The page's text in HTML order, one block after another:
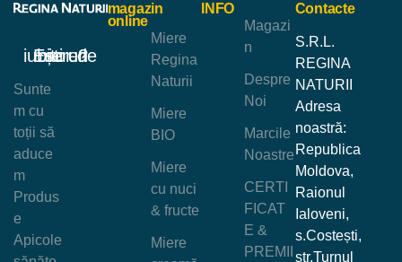
magazin
online
Miere
Regina
Naturii
Miere
BIO
Miere
cu nuci
& fructe
Miere
INFO
Magazi
n
Despre
Noi
Marcile
Noastre
CERTI
FICAT
E &
PREMII
Ești un iubitor de miere?
Sunte
m cu
toții să
aduce
m
Produs
e
Apicole
Contacte
S.R.L.
REGINA
NATURII
Adresa
noastră:
Republica
Moldova,
Raionul
Ialoveni,
s.Costești,
str.Turnul